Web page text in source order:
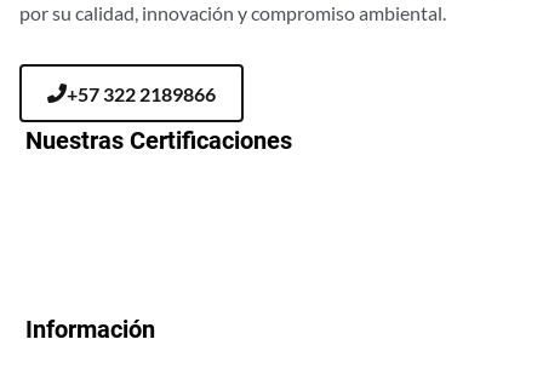
por su calidad, innovación y compromiso ambiental.
+57 322 2189866
Nuestras Certificaciones
Información